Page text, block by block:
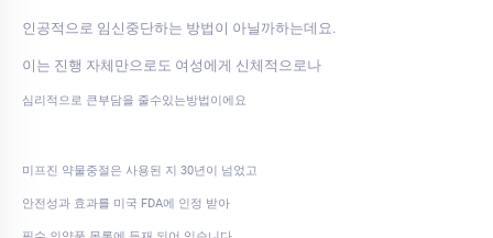
인공적으로 임신중단하는 방법이 아닐까하는데요.
이는 진행 자체만으로도 여성에게 신체적으로나
심리적으로 큰부담을 줄수있는방법이에요
미프진 약물중절은 사용된 지 30년이 넘었고
안전성과 효과를 미국 FDA에 인정 받아